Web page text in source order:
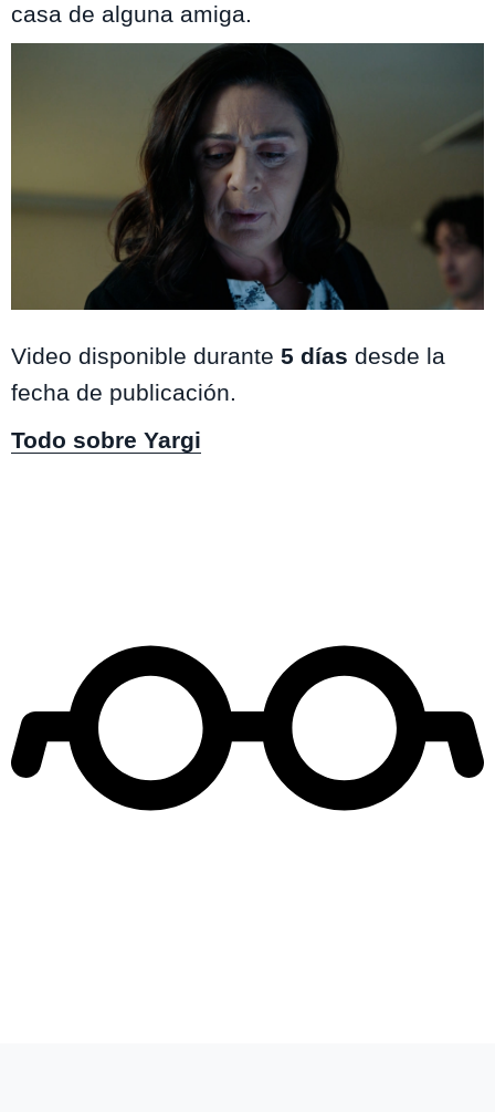
casa de alguna amiga.
Video disponible durante 5 días desde la
fecha de publicación.
Todo sobre Yargi